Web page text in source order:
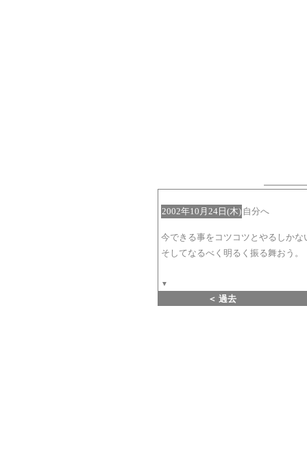
2002年10月24日(木) 自分へ
今できる事をコツコツとやるしかな
そしてなるべく明るく振る舞おう。
▼
＜ 過去